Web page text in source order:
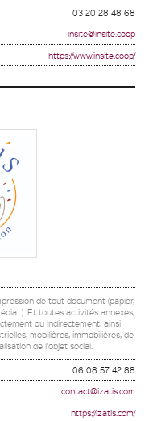
03 20 28 48 68
insite@insite.coop
https://www.insite.coop/
de tout document (papier,
Et toutes activités annexes,
ou indirectement, ainsi
mobilières, immobilières, de
de l'objet social.
06 08 57 42 88
contact@izatis.com
https://izatis.com/